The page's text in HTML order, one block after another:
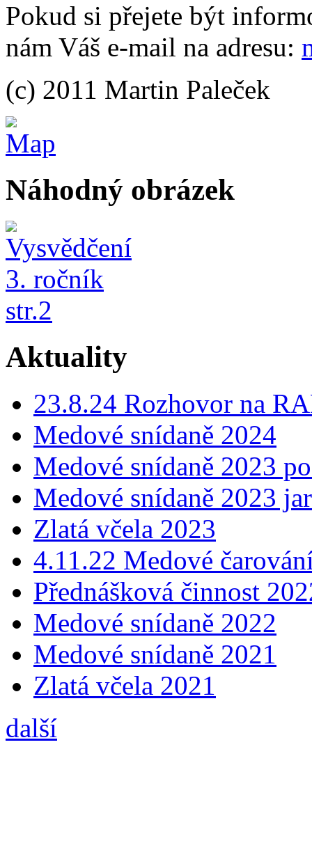
Pokud si přejete být
nám Váš e-mail na adresu:
(c) 2011 Martin Paleček
Náhodný obrázek
Aktuality
23.8.24 Rozhovor na
Medové snídaně 2024
Medové snídaně 2023
Medové snídaně 2023
Zlatá včela 2023
4.11.22 Medové
Přednášková činnost
Medové snídaně 2022
Medové snídaně 2021
Zlatá včela 2021
další